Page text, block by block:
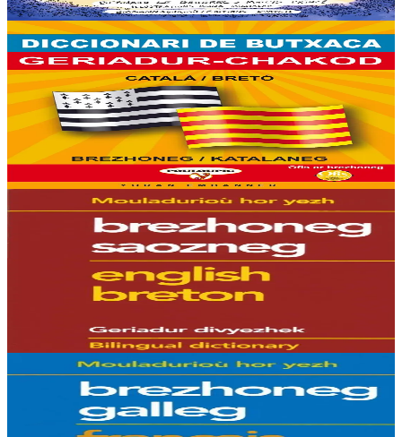
Er stok20,00 €
6 vloaz hag ouzhpenn
Yoran Embanner
Geriadur-chakod brezhoneg-katalaneg / katalaneg-
brezhoneg
8000 ger ha troidigezh & fonetik a ya d'ober ar geriadur chakod-
mañ. Kavout a reer e-barzh geriaoueg ar vuhez pemdez.
Er stok8,00 €
6 vloaz hag ouzhpenn
Hor Yezh
Geriadur brezhoneg-saozneg
Dindan ur golo hepken ez embanner hiziv an daouc’heriadurig a oa
bet savet gant Raymond Delaporte. Kavet e vo ennañ : - War-dro 11
14,00 €
6 vloaz hag ouzhpenn
Hor Yezh
Geriadur brezhoneg-galleg / galleg-brezhoneg